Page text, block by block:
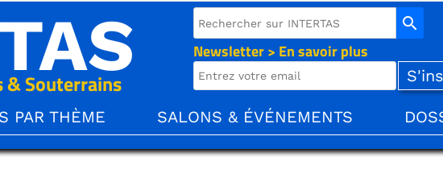
& Souterrains
Newsletter > En savoir plus
search
PAR THÈME SALONS & ÉVÉNEMENTS